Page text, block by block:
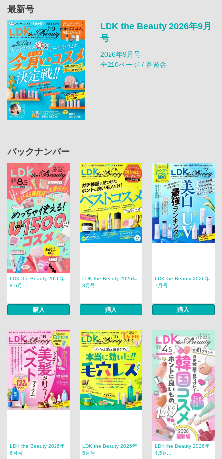
最新号
LDK the Beauty 2026年9月
号
2026年9月号
全210ページ / 晋遊舎
バックナンバー
LDK the Beauty 2026年
8.5月...
購入
LDK the Beauty 2026年
8月号
購入
LDK the Beauty 2026年
7月号
購入
LDK the Beauty 2026年
6月号
LDK the Beauty 2026年
5月号
LDK the Beauty 2026年
4.5月...